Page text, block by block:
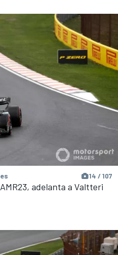
14 / 107
adelanta a Valtteri